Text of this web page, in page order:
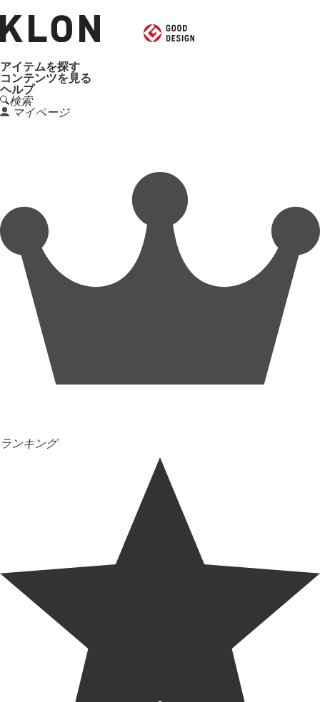
アイテムを探す
コンテンツを見る
ヘルプ
検索
マイページ
ランキング